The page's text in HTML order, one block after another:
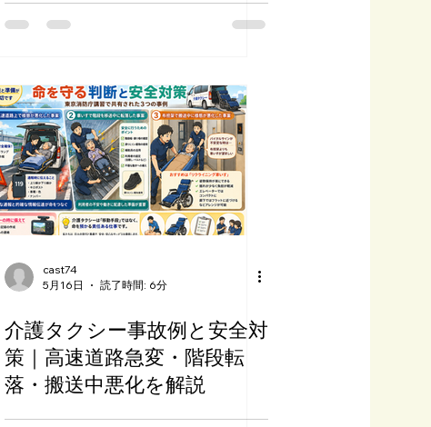
cast74
5月16日
読了時間: 6分
介護タクシー事故例と安全対
策｜高速道路急変・階段転
落・搬送中悪化を解説